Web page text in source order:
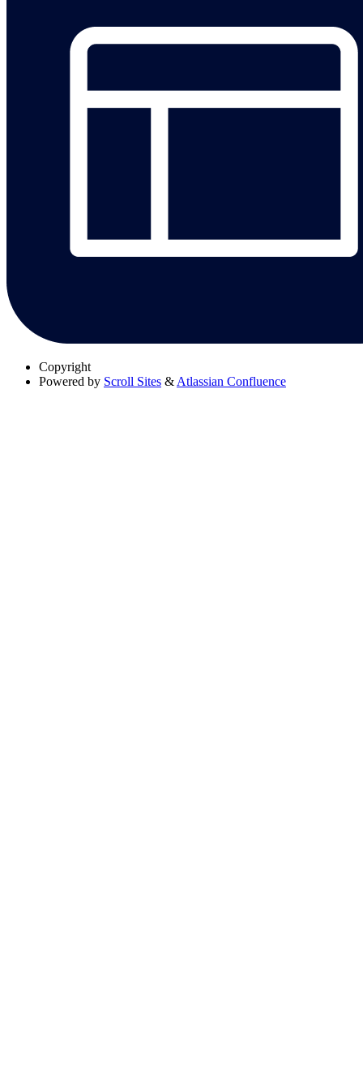
Copyright
Powered by Scroll Sites & Atlassian Confluence